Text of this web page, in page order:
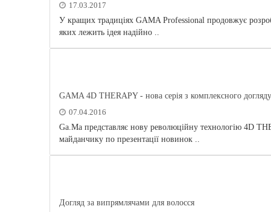
17.03.2017
У кращих традиціях GAMA Professional продовжує
яких лежить ідея надійно ..
GAMA 4D THERAPY - нова серія з комплексного
07.04.2016
Ga.Ma представляє нову революційну технологію 4D
майданчику по презентації новинок ..
Догляд за випрямлячами для волосся